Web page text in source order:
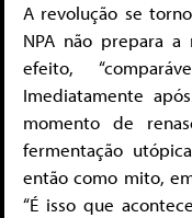
A revolução se
NPA não prepara a
efeito,
Imediatamente
momento de
fermentação
então como mito,
“É isso que